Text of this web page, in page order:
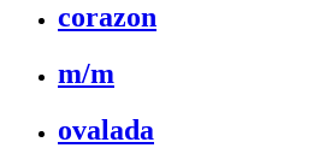
corazon
m/m
ovalada